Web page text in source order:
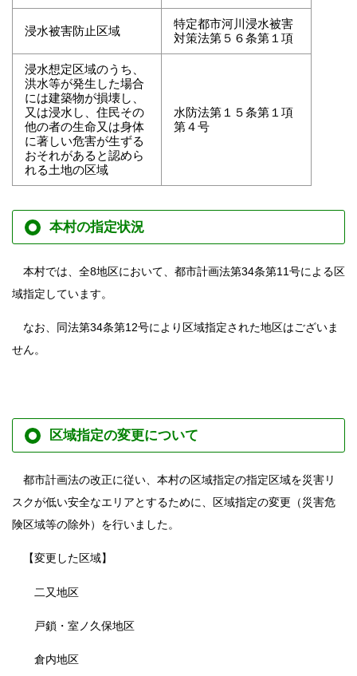
浸水被害防止区域
特定都市河川浸水被害
対策法第５６条第１項
浸水想定区域のうち、
洪水等が発生した場合
には建築物が損壊し、
又は浸水し、住民その
他の者の生命又は身体
に著しい危害が生ずる
おそれがあると認めら
れる土地の区域
水防法第１５条第１項
第４号
本村の指定状況
本村では、全8地区において、都市計画法第34条第11号による区
域指定しています。
なお、同法第34条第12号により区域指定された地区はございま
せん。
区域指定の変更について
都市計画法の改正に従い、本村の区域指定の指定区域を災害リ
スクが低い安全なエリアとするために、区域指定の変更（災害危
険区域等の除外）を行いました。
【変更した区域】
二又地区
戸鎖・室ノ久保地区
倉内地区